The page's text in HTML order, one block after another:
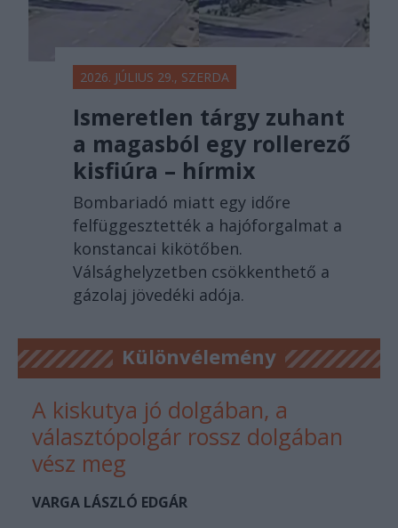
2026. JÚLIUS 29., SZERDA
Ismeretlen tárgy zuhant
a magasból egy rollerező
kisfiúra – hírmix
Bombariadó miatt egy időre
felfüggesztették a hajóforgalmat a
konstancai kikötőben.
Válsághelyzetben csökkenthető a
gázolaj jövedéki adója.
Különvélemény
A kiskutya jó dolgában, a
választópolgár rossz dolgában
vész meg
VARGA LÁSZLÓ EDGÁR